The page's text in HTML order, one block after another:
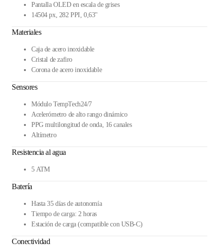
Pantalla OLED en escala de grises
14504 px, 282 PPI, 0,63"
Materiales
Caja de acero inoxidable
Cristal de zafiro
Corona de acero inoxidable
Sensores
Módulo TempTech24/7
Acelerómetro de alto rango dinámico
PPG multilongitud de onda, 16 canales
Altímetro
Resistencia al agua
5 ATM
Batería
Hasta 35 días de autonomía
Tiempo de carga: 2 horas
Estación de carga (compatible con USB-C)
Conectividad